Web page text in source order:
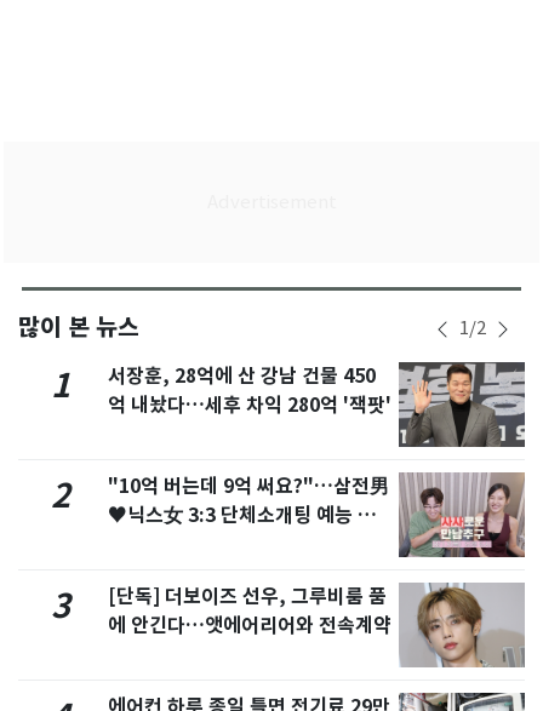
많이 본 뉴스 1/2
1
서장훈, 28억에 산 강남 건물 450
억 내놨다…세후 차익 280억 '잭팟'
2
"10억 버는데 9억 써요?"…삼전男
♥닉스女 3:3 단체소개팅 예능 화
3
[단독] 더보이즈 선우, 그루비룸 품
에 안긴다…앳에어리어와 전속계약